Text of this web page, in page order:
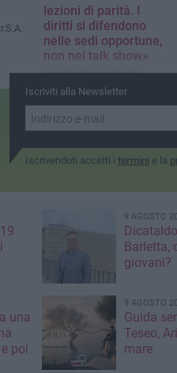
lezioni di parità. I
diritti si difendono
nelle sedi opportune,
non nei talk show»
La nota del sindacato
Iscriviti alla Newsletter
Iscrivendoti accetti i termini e la
9 AGOSTO
Barletta,
giovani?
una
9 AGOSTO
Guida
Teseo,
mare